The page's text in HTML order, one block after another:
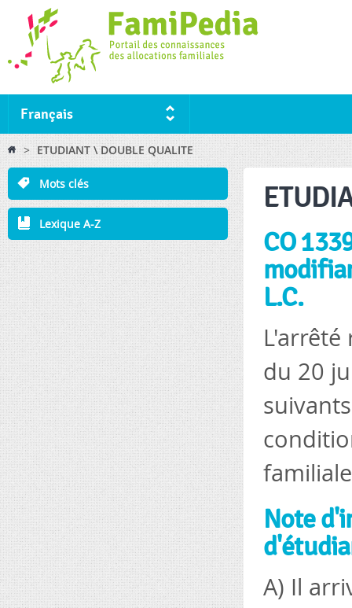
Français
You are here
> ETUDIANT \ DOUBLE QUALITE
Mots clés
Lexique A-Z
CO
L.C.
du 20
Note
A) Il